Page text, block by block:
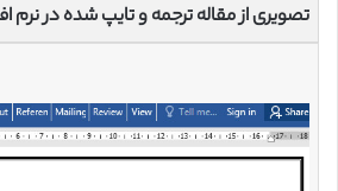
تصویری از مقاله ترجمه و تایپ شده در نرم